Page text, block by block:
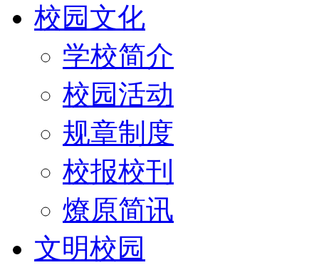
校园文化
学校简介
校园活动
规章制度
校报校刊
燎原简讯
文明校园